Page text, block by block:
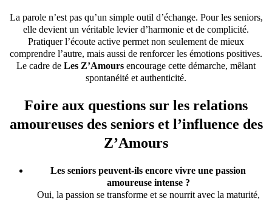
La parole n’est pas qu’un simple outil d’échange. Pour les seniors,
elle devient un véritable levier d’harmonie et de complicité.
Pratiquer l’écoute active permet non seulement de mieux
comprendre l’autre, mais aussi de renforcer les émotions positives.
Le cadre de Les Z’Amours encourage cette démarche, mêlant
spontanéité et authenticité.
Foire aux questions sur les relations
amoureuses des seniors et l’influence des
Z’Amours
Les seniors peuvent-ils encore vivre une passion
amoureuse intense ?
Oui, la passion se transforme et se nourrit avec la maturité,